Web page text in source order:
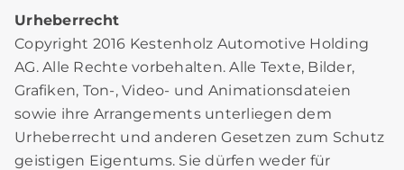
Urheberrecht
Copyright 2016 Kestenholz Automotive Holding
AG. Alle Rechte vorbehalten. Alle Texte, Bilder,
Grafiken, Ton-, Video- und Animationsdateien
sowie ihre Arrangements unterliegen dem
Urheberrecht und anderen Gesetzen zum Schutz
geistigen Eigentums. Sie dürfen weder für